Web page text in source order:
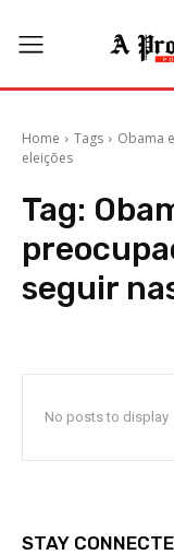
Home Tags
Obama
eleições
Tag:
seguir
No posts to display
STAY